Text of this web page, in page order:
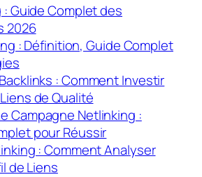
Guide Complet des
2026
: Définition, Guide Complet
: Comment Investir
de Qualité
Campagne Netlinking :
pour Réussir
: Comment Analyser
de Liens